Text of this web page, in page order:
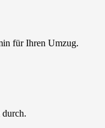
für Ihren Umzug.
durch.